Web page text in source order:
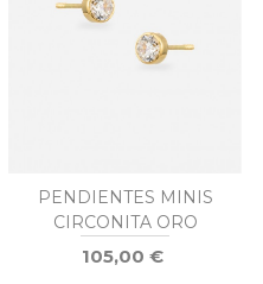
PENDIENTES MINIS
CIRCONITA ORO
105,00 €